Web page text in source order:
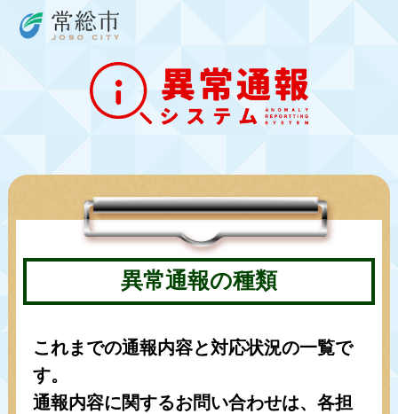
異常通報の種類
これまでの通報内容と対応状況の一覧で
す。
通報内容に関するお問い合わせは、各担